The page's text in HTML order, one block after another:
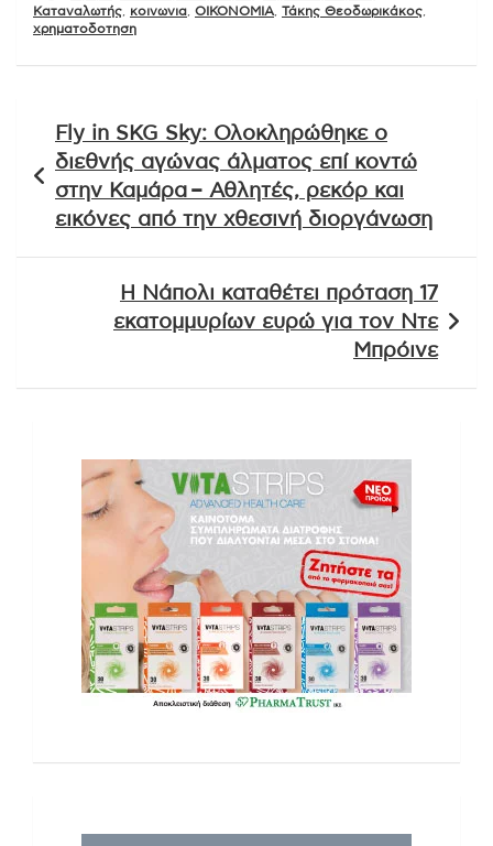
Καταναλωτής
κοινωνια ΟΙΚΟΝΟΜΙΑ Τάκης Θεοδωρικάκος
χρηματοδοτηση
άρθρων
Fly in SKG Sky: Ολοκληρώθηκε ο
διεθνής αγώνας άλματος επί κοντώ
στην Καμάρα – Αθλητές, ρεκόρ και
εικόνες από την χθεσινή διοργάνωση
Η Νάπολι καταθέτει πρόταση 17
εκατομμυρίων ευρώ για τον Ντε
Μπρόινε